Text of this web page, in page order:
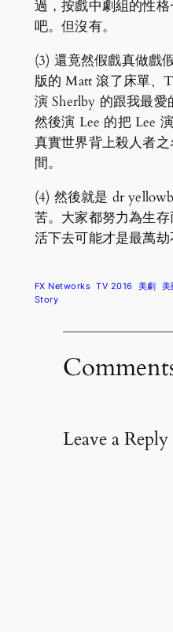
過，按戲中劇組的性
吧。但沒有。
(3) 還竟然假戲真做戲
版的 Matt 滾了床單、
演 Sherlby 的跟我最愛
然後演 Lee 的把 Lee
真實世界背上殺人者
間。
(4) 然後就是 dr
苦。大家都努力為生
活下去可能才是最萬劫
FX Networks TV 2016 美劇
Story
Leave a Reply